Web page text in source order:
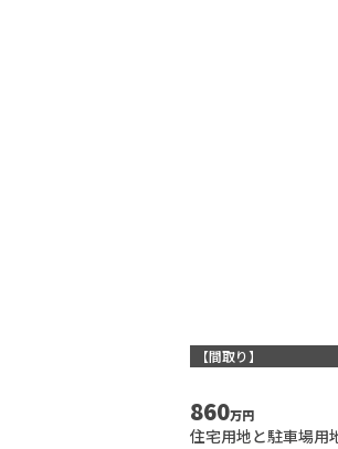
【間取り】
860万円
住宅用地と駐車場用